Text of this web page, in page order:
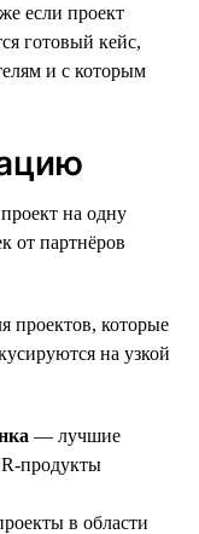
если проект
готовый кейс,
и с которым
на одну
от партнёров
проектов, которые
на узкой
— лучшие
продукты
в области